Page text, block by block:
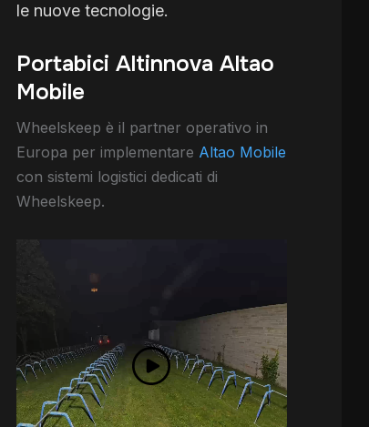
le nuove tecnologie.
Portabici Altinnova Altao
Mobile
Wheelskeep è il partner operativo in
Europa per implementare Altao Mobile
con sistemi logistici dedicati di
Wheelskeep.